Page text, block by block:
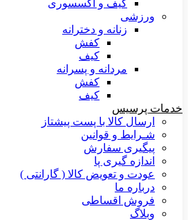
کیف و اکسسوری
ورزشی
زنانه و دخترانه
کفش
کیف
مردانه و پسرانه
کفش
کیف
خدمات پرسیس
ارسال کالا با پست پیشتاز
شـرایط و قوانین
پیگیری سفارش
اندازه گیری پا
عودت و تعویض کالا ( گارانتی )
درباره ما
فروش اقساطی
وبلاگ